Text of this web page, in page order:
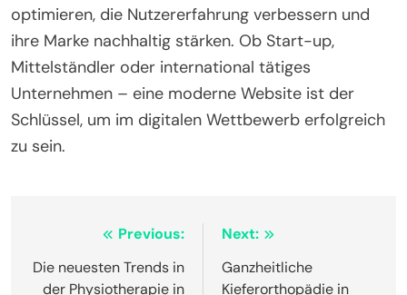
optimieren, die Nutzererfahrung verbessern und
ihre Marke nachhaltig stärken. Ob Start-up,
Mittelständler oder international tätiges
Unternehmen – eine moderne Website ist der
Schlüssel, um im digitalen Wettbewerb erfolgreich
zu sein.
navigation
Previous:
Die neuesten Trends in
der Physiotherapie in
Next:
Ganzheitliche
Kieferorthopädie in